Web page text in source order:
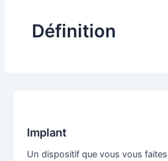
Définition
Implant
Un dispositif que vous vous